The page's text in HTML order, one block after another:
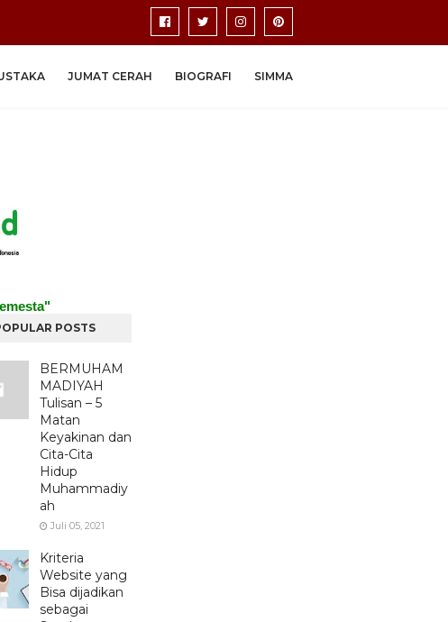
JUMAT CERAH BIOGRAFI SIMMA
POSTS
BERMUHAM
MADIYAH
Tulisan – 5
Matan
Keyakinan dan
Cita-Cita
Hidup
Muhammadiy
ah
Juli 05, 2021
Kriteria
Website yang
Bisa dijadikan
sebagai